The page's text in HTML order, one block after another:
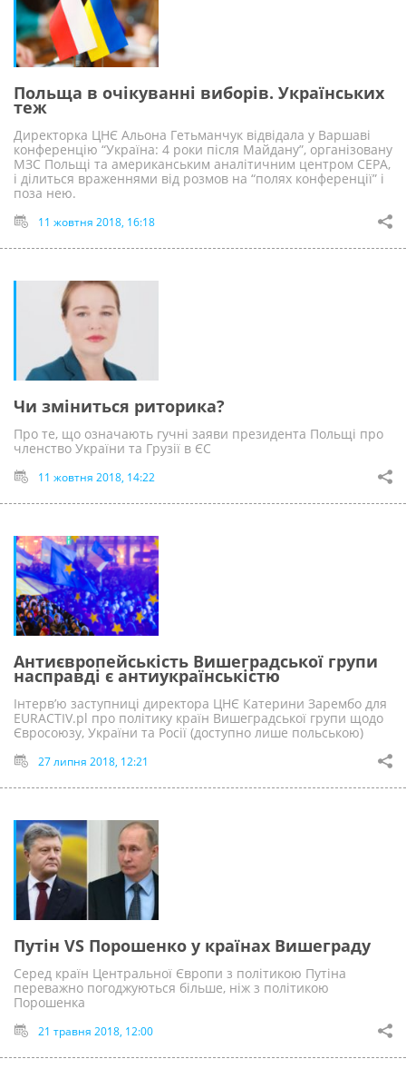
Польща в очікуванні виборів. Українських
теж
Директорка ЦНЄ Альона Гетьманчук відвідала у Варшаві
конференцію “Україна: 4 роки після Майдану”, організовану
МЗС Польщі та американським аналітичним центром CEPA,
і ділиться враженнями від розмов на “полях конференції” і
поза нею.
11 жовтня 2018, 16:18
Чи зміниться риторика?
Про те, що означають гучні заяви президента Польщі про
членство України та Грузії в ЄС
11 жовтня 2018, 14:22
Антиєвропейськість Вишеградської групи
насправді є антиукраїнськістю
Інтерв’ю заступниці директора ЦНЄ Катерини Зарембо для
EURACTIV.pl про політику країн Вишеградської групи щодо
Євросоюзу, України та Росії (доступно лише польською)
27 липня 2018, 12:21
Путін VS Порошенко у країнах Вишеграду
Серед країн Центральної Європи з політикою Путіна
переважно погоджуються більше, ніж з політикою
Порошенка
21 травня 2018, 12:00